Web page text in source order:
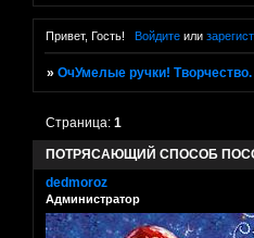
Привет, Гость! Войдитеили
»ОчУмелые ручки!
ПОТРЯСАЮЩИЙ СПОСОБ
Страница:1
dedmoroz
Администратор